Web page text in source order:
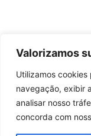
Valorizamos
Utilizamos
navegação, exibir
analisar nosso
concorda com